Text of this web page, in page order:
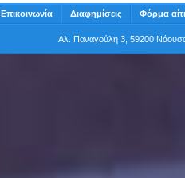
Επικοινωνία Διαφημίσεις Φόρμα
Αλ. Παναγούλη 3, 59200